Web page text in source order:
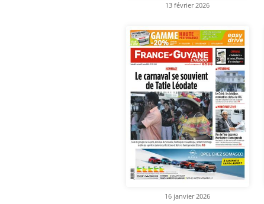
13 février 2026
16 janvier 2026